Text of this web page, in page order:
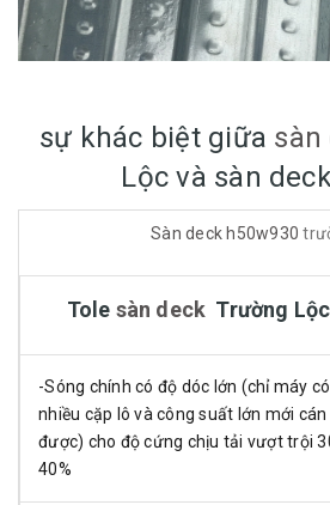
sự khác biệt giữa sàn
Lộc và sàn
Sàn deck h50w930
Tole sàn deck Trường Lộc
-Sóng chính có độ dóc lớn (chỉ máy có
nhiều cặp lô và công suất lớn mới cán
được) cho độ cứng chịu tải vượt trội
40%